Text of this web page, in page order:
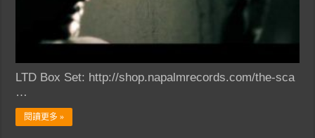
LTD Box Set: http://shop.napalmrecords.com/the-sca
…
閱讀更多 »